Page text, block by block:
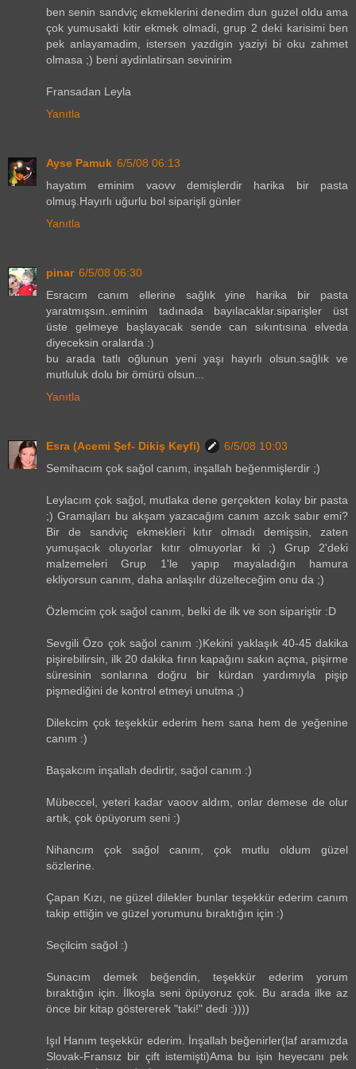
ben senin sandviç ekmeklerini denedim dun guzel oldu ama
çok yumusakti kitir ekmek olmadi, grup 2 deki karisimi ben
pek anlayamadim, istersen yazdigin yaziyi bi oku zahmet
olmasa ;) beni aydinlatirsan sevinirim
Fransadan Leyla
Yanıtla
Ayse Pamuk 6/5/08 06:13
hayatım eminim vaovv demişlerdir harika bir pasta
olmuş.Hayırlı uğurlu bol siparişli günler
Yanıtla
pinar 6/5/08 06:30
Esracım canım ellerine sağlık yine harika bir pasta
yaratmışsın..eminim tadınada bayılacaklar.siparişler üst
üste gelmeye başlayacak sende can sıkıntısına elveda
diyeceksin oralarda :)
bu arada tatlı oğlunun yeni yaşı hayırlı olsun.sağlık ve
mutluluk dolu bir ömürü olsun...
Yanıtla
Esra (Acemi Şef- Dikiş Keyfi)
6/5/08 10:03
Semihacım çok sağol canım, inşallah beğenmişlerdir ;)
Leylacım çok sağol, mutlaka dene gerçekten kolay bir pasta
;) Gramajları bu akşam yazacağım canım azcık sabır emi?
Bir de sandviç ekmekleri kıtır olmadı demişsin, zaten
yumuşacık oluyorlar kıtır olmuyorlar ki ;) Grup 2'deki
malzemeleri Grup 1'le yapıp mayaladığın hamura
ekliyorsun canım, daha anlaşılır düzelteceğim onu da ;)
Özlemcim çok sağol canım, belki de ilk ve son sipariştir :D
Sevgili Özo çok sağol canım :)Kekini yaklaşık 40-45 dakika
pişirebilirsin, ilk 20 dakika fırın kapağını sakın açma, pişirme
süresinin sonlarına doğru bir kürdan yardımıyla pişip
pişmediğini de kontrol etmeyi unutma ;)
Dilekcim çok teşekkür ederim hem sana hem de yeğenine
canım :)
Başakcım inşallah dedirtir, sağol canım :)
Mübeccel, yeteri kadar vaoov aldım, onlar demese de olur
artık, çok öpüyorum seni :)
Nihancım çok sağol canım, çok mutlu oldum güzel
sözlerine.
Çapan Kızı, ne güzel dilekler bunlar teşekkür ederim canım
takip ettiğin ve güzel yorumunu bıraktığın için :)
Seçilcim sağol :)
Sunacım demek beğendin, teşekkür ederim yorum
bıraktığın için. İlkoşla seni öpüyoruz çok. Bu arada ilke az
önce bir kitap göstererek "taki!" dedi :))))
Işıl Hanım teşekkür ederim. İnşallah beğenirler(laf aramızda
Slovak-Fransız bir çift istemişti)Ama bu işin heyecanı pek